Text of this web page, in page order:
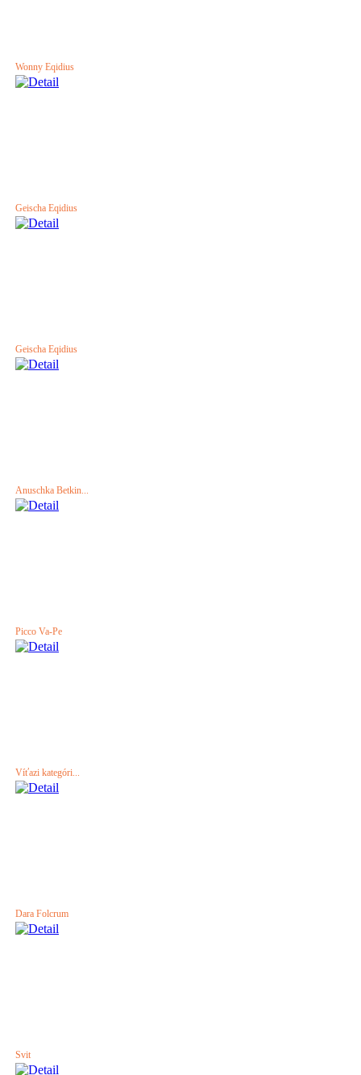
Wonny Eqidius
Geischa Eqidius
Geischa Eqidius
Anuschka Betkin...
Picco Va-Pe
Víťazi kategóri...
Dara Folcrum
Svit